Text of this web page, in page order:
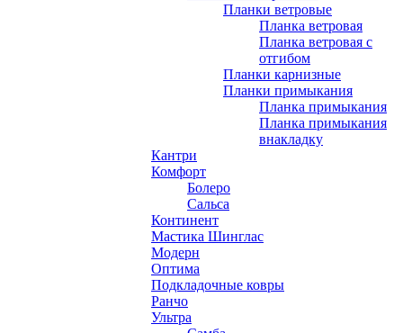
Планки ветровые
Планка ветровая
Планка ветровая с
отгибом
Планки карнизные
Планки примыкания
Планка примыкания
Планка примыкания
внакладку
Кантри
Комфорт
Болеро
Сальса
Континент
Мастика Шинглас
Модерн
Оптима
Подкладочные ковры
Ранчо
Ультра